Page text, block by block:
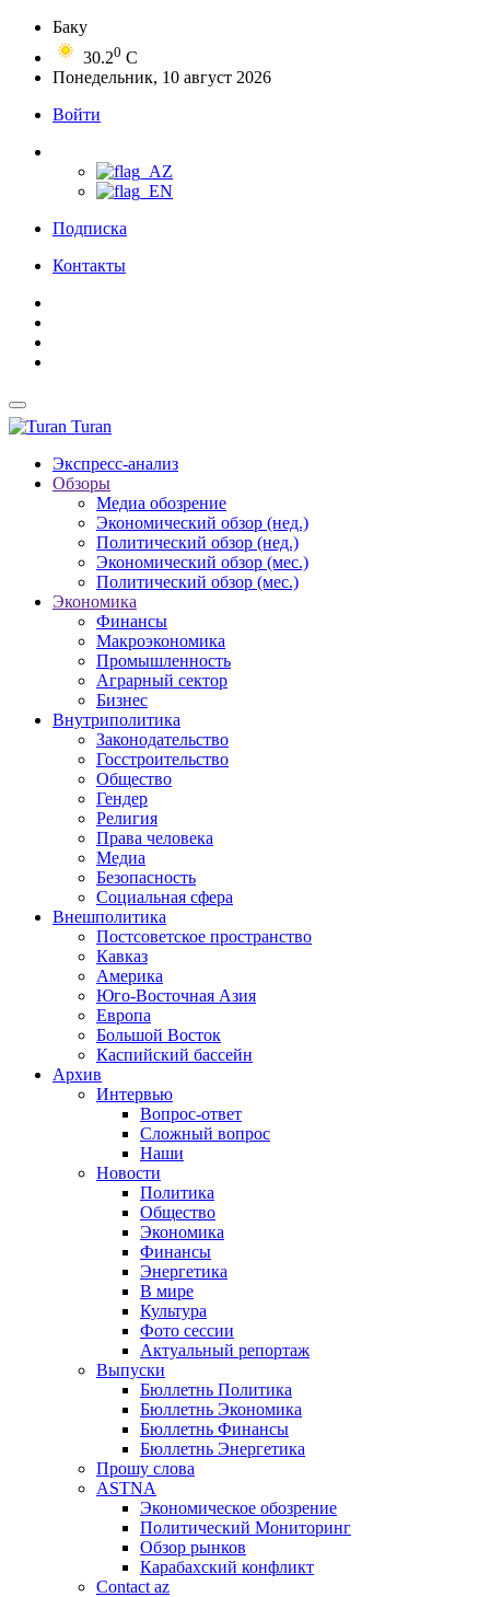
Баку
30.20 C
Понедельник, 10 август 2026
Войти
Подписка
Контакты
Turan
Экспресс-анализ
Обзоры
Медиа обозрение
Экономический обзор (нед.)
Политический обзор (нед.)
Экономический обзор (мес.)
Политический обзор (мес.)
Экономика
Финансы
Макроэкономика
Промышленность
Аграрный сектор
Бизнес
Внутриполитика
Законодательство
Госстроительство
Общество
Гендер
Религия
Права человека
Медиа
Безопасность
Социальная сфера
Внешполитика
Постсоветское пространство
Кавказ
Америка
Юго-Восточная Азия
Европа
Большой Восток
Каспийский бассейн
Архив
Интервью
Вопрос-ответ
Сложный вопрос
Наши
Новости
Политика
Общество
Экономика
Финансы
Энергетика
В мире
Культура
Фото сессии
Актуальный репортаж
Выпуски
Бюллетнь Политика
Бюллетнь Экономика
Бюллетнь Финансы
Бюллетнь Энергетика
Прошу слова
ASTNA
Экономическое обозрение
Политический Мониторинг
Обзор рынков
Карабахский конфликт
Contact az